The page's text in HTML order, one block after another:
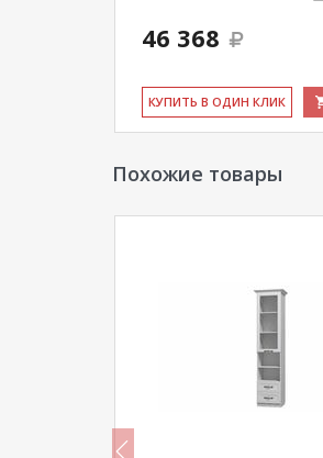
46 368
КУ­ПИТЬ В ОДИН КЛИК
Похожие товары